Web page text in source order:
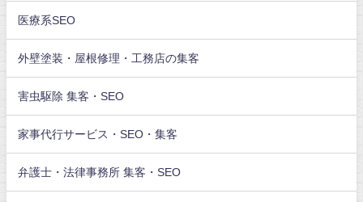
医療系SEO
外壁塗装・屋根修理・工務店の集客
害虫駆除 集客・SEO
家事代行サービス・SEO・集客
弁護士・法律事務所 集客・SEO